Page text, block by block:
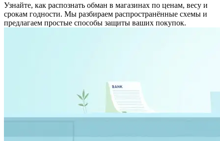
Узнайте, как распознать обман в магазинах по ценам, весу и
срокам годности. Мы разбираем распространённые схемы и
предлагаем простые способы защиты ваших покупок.